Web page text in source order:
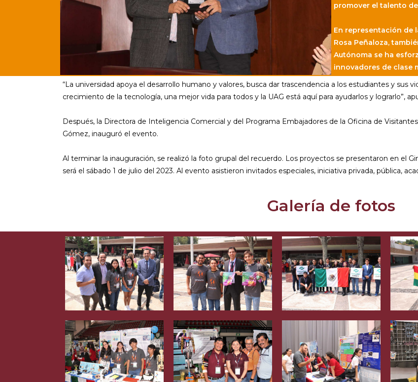
promover el talento
En representación de
Rosa Peñaloza,
Autónoma se ha
innovadores de clase
“La universidad apoya el desarrollo humano y valores, busca dar trascendencia a los estudiantes y sus
crecimiento de la tecnología, una mejor vida para todos y la UAG está aquí para ayudarlos y lograrlo”,
Después, la Directora de Inteligencia Comercial y del Programa Embajadores de la Oficina de
Gómez, inauguró el evento.
Al terminar la inauguración, se realizó la foto grupal del recuerdo. Los proyectos se presentaron en el
será el sábado 1 de julio del 2023. Al evento asistieron invitados especiales, iniciativa privada, pública,
Galería de fotos